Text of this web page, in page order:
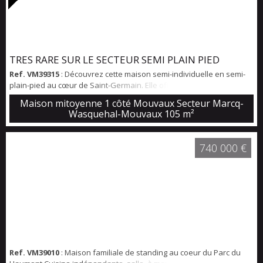
TRES RARE SUR LE SECTEUR SEMI PLAIN PIED
Ref. VM39315 : Découvrez cette maison semi-individuelle en semi-
plain-pied au cœur de Saint-Germain. Elle offre un vaste séjour
lumineux, une cuisine équipée, un espace parental, trois chambres
et une salle de bains. Jardin arboré exposé sud-est, garage
motorisé et parking privé. Proche du centre-ville, du parc du
Hautmont et des transports.
Maison mitoyenne 1 côté Mouvaux Secteur Marcq-
Wasquehal-Mouvaux 105 m²
Ref. VM39010 : Maison familiale de standing au coeur du Parc du
740 000 €